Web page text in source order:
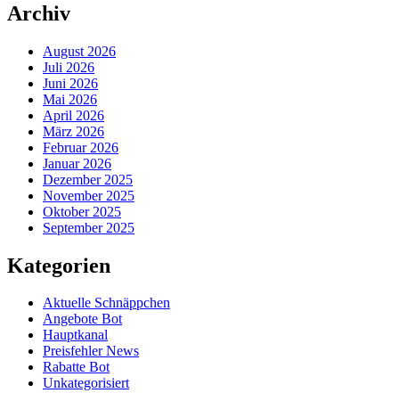
Archiv
August 2026
Juli 2026
Juni 2026
Mai 2026
April 2026
März 2026
Februar 2026
Januar 2026
Dezember 2025
November 2025
Oktober 2025
September 2025
Kategorien
Aktuelle Schnäppchen
Angebote Bot
Hauptkanal
Preisfehler News
Rabatte Bot
Unkategorisiert